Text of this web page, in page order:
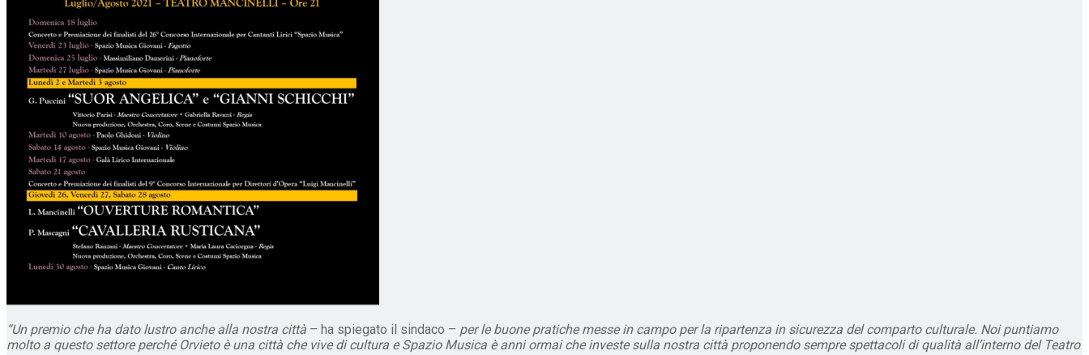
“Un premio che ha dato lustro anche alla nostra città – ha spiegato il sindaco – per le buone pratiche messe in campo per la ripartenza in sicurezza del comparto culturale. Noi puntiamo
molto a questo settore perché Orvieto è una città che vive di cultura e Spazio Musica è anni ormai che investe sulla nostra città proponendo sempre spettacoli di qualità all’interno del Teatro